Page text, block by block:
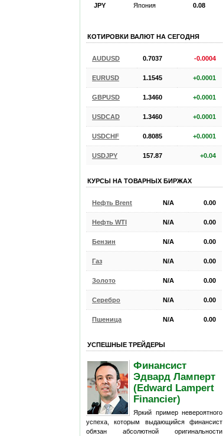
JPY Япония 0.08
КОТИРОВКИ ВАЛЮТ НА СЕГОДНЯ
AUDUSD 0.7037 -0.0004
EURUSD 1.1545 +0.0001
GBPUSD 1.3460 +0.0001
USDCAD 1.3460 +0.0001
USDCHF 0.8085 +0.0001
USDJPY 157.87 +0.04
КУРСЫ НА ТОВАРНЫХ БИРЖАХ
Нефть Brent N/A 0.00
Нефть WTI N/A 0.00
Бензин N/A 0.00
Газ N/A 0.00
Золото N/A 0.00
Серебро N/A 0.00
Пшеница N/A 0.00
УСПЕШНЫЕ ТРЕЙДЕРЫ
Финансист
Эдвард Ламперт
(Edward Lampert
Financier)
Яркий пример невероятного
успеха, которым выдающийся финансист
обязан абсолютной оригинальности